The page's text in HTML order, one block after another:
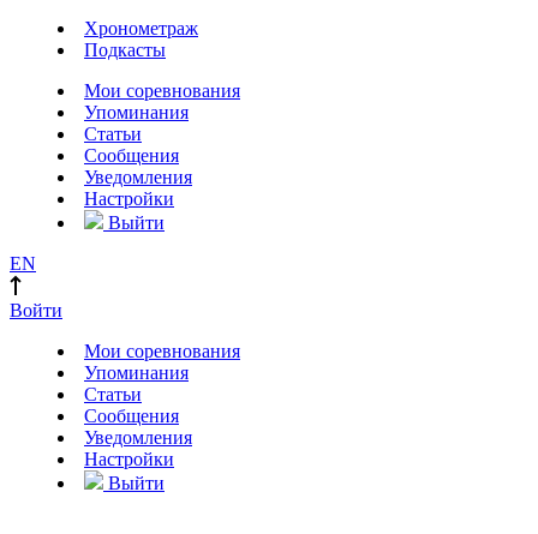
Хронометраж
Подкасты
Мои соревнования
Упоминания
Статьи
Сообщения
Уведомления
Настройки
Выйти
EN
Войти
Мои соревнования
Упоминания
Статьи
Сообщения
Уведомления
Настройки
Выйти